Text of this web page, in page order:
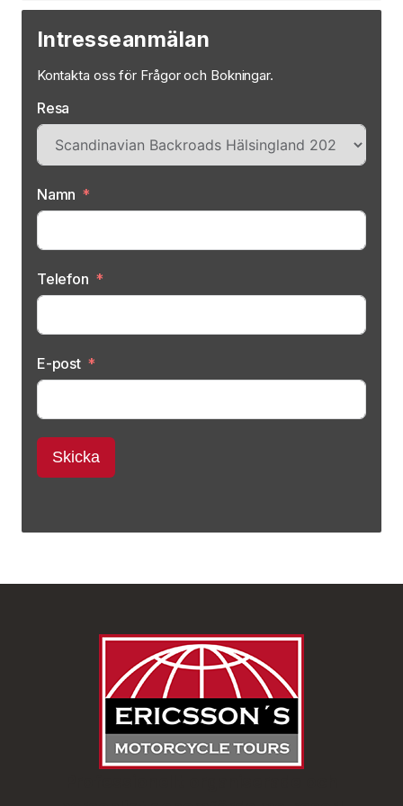
Intresseanmälan
Kontakta oss för Frågor och Bokningar.
Resa
Namn
Telefon
E-post
Skicka